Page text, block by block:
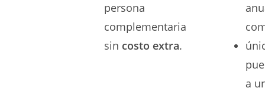
persona
complementaria
sin costo extra.
a